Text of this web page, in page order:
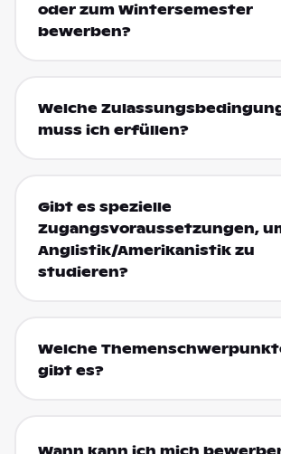
oder zum Wintersemester
bewerben?
Welche
muss ich erfüllen?
Gibt es spezielle
Zugangsvoraussetzungen,
Anglistik/Amerikanistik zu
studieren?
Welche
gibt es?